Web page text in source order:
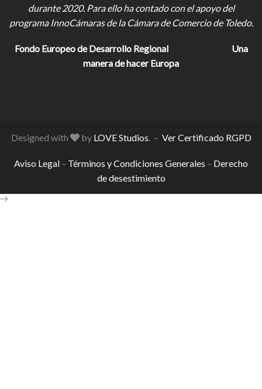
durante 2020. Para ello ha contado con el apoyo del
programa InnoCámaras de la Cámara de Comercio de Toledo.
Fondo Europeo de Desarrollo Regional
Una
manera de hacer Europa
Designed with by LOVE Studios. – Ver Certificado RGPD
Aviso Legal – Términos y Condiciones Generales – Derecho
de desestimiento